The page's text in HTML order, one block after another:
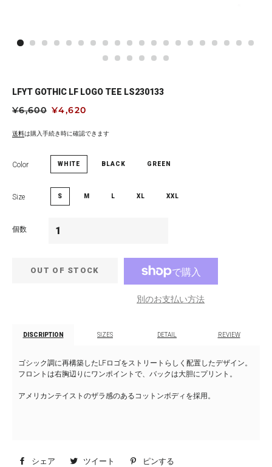
LFYT GOTHIC LF LOGO TEE LS230133
通
価
¥6,600 セ
ル
格
¥4,620
送料は購入手続き時に確認できます
Color WHITE BLACK GREEN
Size S M L XL XXL
個数
OUT OF STOCK
別のお支払い方法
DISCRIPTION SIZES DETAIL REVIEW
ゴシック調に再構築したLFロゴをストリートらしく配置したデザイン。
フロントは右胸辺りにワンポイントで、バックは大胆にプリント。
アメリカンテイストのザラ感のあるコットンボディを採用。
シェア Facebookツイート Twitterピンする